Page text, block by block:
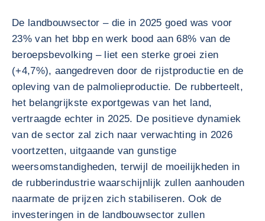
De landbouwsector – die in 2025 goed was voor
23% van het bbp en werk bood aan 68% van de
beroepsbevolking – liet een sterke groei zien
(+4,7%), aangedreven door de rijstproductie en de
opleving van de palmolieproductie. De rubberteelt,
het belangrijkste exportgewas van het land,
vertraagde echter in 2025. De positieve dynamiek
van de sector zal zich naar verwachting in 2026
voortzetten, uitgaande van gunstige
weersomstandigheden, terwijl de moeilijkheden in
de rubberindustrie waarschijnlijk zullen aanhouden
naarmate de prijzen zich stabiliseren. Ook de
investeringen in de landbouwsector zullen